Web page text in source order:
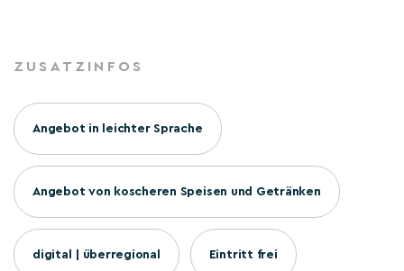
ZUSATZINFOS
Angebot in leichter Sprache
Angebot von koscheren Speisen und Getränken
digital | überregional Eintritt frei